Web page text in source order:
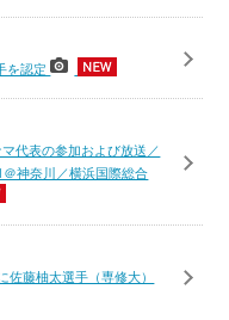
を認定
代表の参加および放送／
神奈川／横浜国際総合
藤柚太選手（専修大）